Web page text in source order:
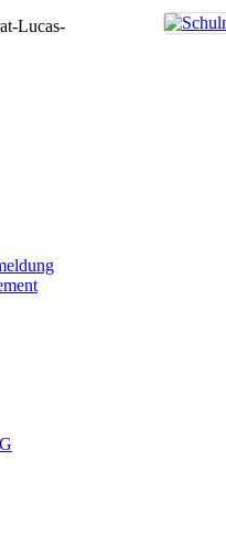
Lucas-